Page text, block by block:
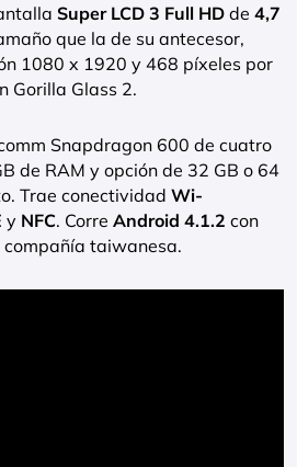
Super LCD 3 Full HD de 4,7
que la de su antecesor,
1080 x 1920 y 468 píxeles por
Gorilla Glass 2.
Snapdragon 600 de cuatro
de RAM y opción de 32 GB o 64
Trae conectividad Wi-
y NFC. Corre Android 4.1.2 con
compañía taiwanesa.